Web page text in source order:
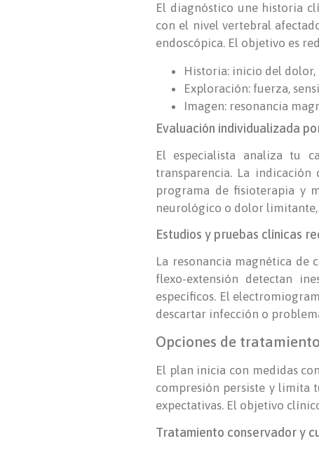
El diagnóstico une historia
con el nivel vertebral
endoscópica. El objetivo es
Historia: inicio del dolor,
Exploración: fuerza,
Imagen: resonancia
Evaluación individualizada
El especialista analiza tu
transparencia. La
programa de fisioterapia y
neurológico o dolor limitante,
Estudios y pruebas clínicas
La resonancia magnética de
flexo-extensión detectan
específicos. El
descartar infección o
Opciones de
El plan inicia con medidas
compresión persiste y limita
expectativas. El objetivo
Tratamiento conservador y